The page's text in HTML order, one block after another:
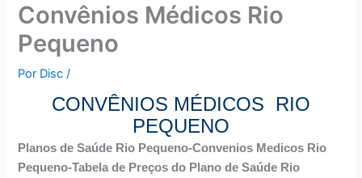
Convênios Médicos Rio
Pequeno
Por Disc/
CONVÊNIOS MÉDICOS RIO
PEQUENO
Planos de Saúde Rio Pequeno-Convenios Medicos Rio
Pequeno-Tabela de Preços do Plano de Saúde Rio